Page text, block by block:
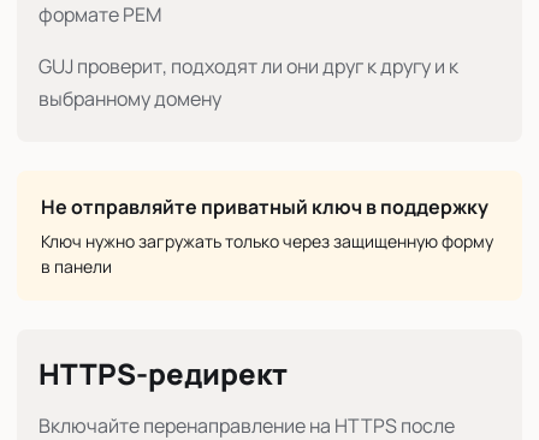
формате PEM
GUJ проверит, подходят ли они друг к другу и к
выбранному домену
Не отправляйте приватный ключ в поддержку
Ключ нужно загружать только через защищенную форму
в панели
HTTPS-редирект
Включайте перенаправление на HTTPS после